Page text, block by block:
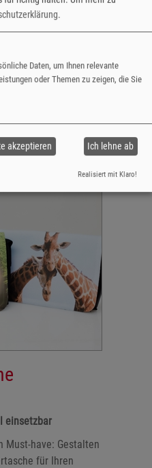
Max. 31,5 x 21 cm
innen mit
mit Klettverschluss
Tagen
€ 20,60
Jetzt gestalten
einsetzbar
Must-have: Gestalten
für Ihren
.
Daten, um Ihnen relevante
oder Themen zu zeigen, die Sie
Ich lehne ab
akzeptieren
Realisiert mit Klaro!